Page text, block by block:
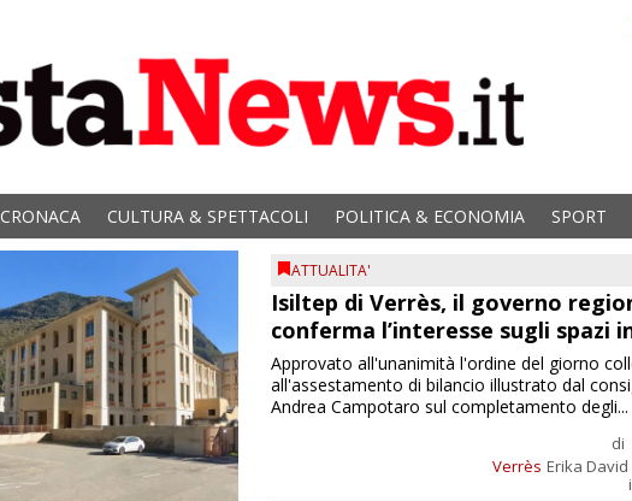
CRONACA CULTURA & SPETTACOLI POLITICA & ECONOMIA SPORT
ATTUALITA'
Isiltep di Verrès, il governo
conferma l’interesse sugli spazi
Verrès
di
Erika David
Approvato all'unanimità l'ordine del giorno
all'assestamento di bilancio illustrato dal
Andrea Campotaro sul completamento degli...